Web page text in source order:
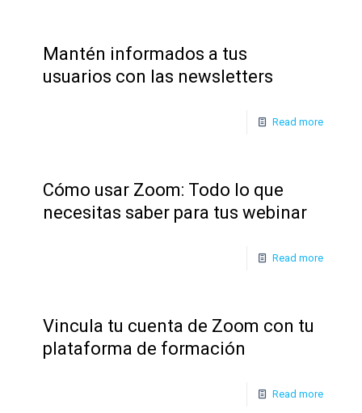
Mantén informados a tus
usuarios con las newsletters
Read more
Cómo usar Zoom: Todo lo que
necesitas saber para tus webinar
Read more
Vincula tu cuenta de Zoom con tu
plataforma de formación
Read more